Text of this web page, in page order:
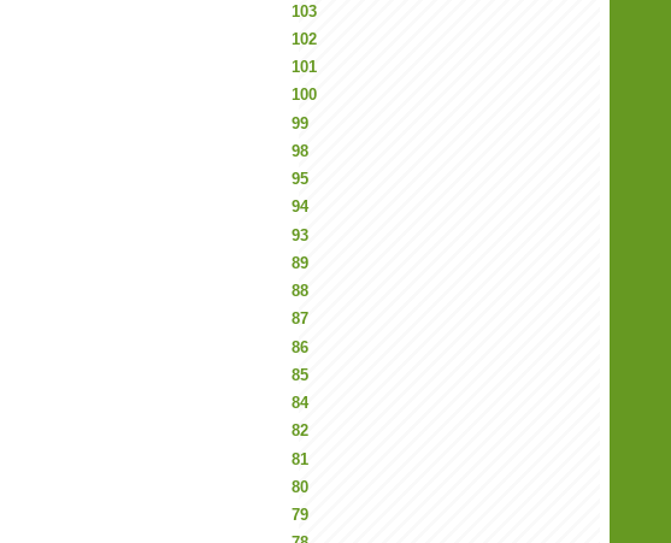
103
102
101
100
99
98
95
94
93
89
88
87
86
85
84
82
81
80
79